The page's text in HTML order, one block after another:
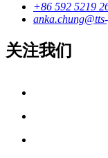
+86 592 5219
关注我们